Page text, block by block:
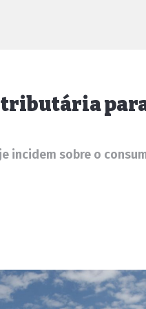
incidem sobre o